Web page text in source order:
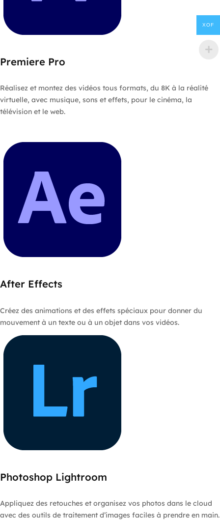
Premiere Pro
Réalisez et montez des vidéos tous formats, du 8K à la réalité
virtuelle, avec musique, sons et effets, pour le cinéma, la
télévision et le web.
After Effects
Créez des animations et des effets spéciaux pour donner du
mouvement à un texte ou à un objet dans vos vidéos.
Photoshop Lightroom
Appliquez des retouches et organisez vos photos dans le cloud
avec des outils de traitement d’images faciles à prendre en main.
XOF